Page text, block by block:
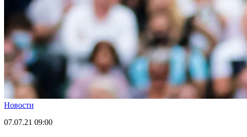
Новости
07.07.21 09:00